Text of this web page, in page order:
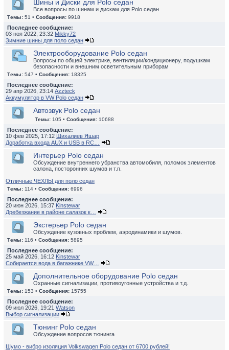
Шины и Диски для Polo седан
Все вопросы по шинам и дискам для Polo седан
Темы: 51 • Сообщения: 9918
Последнее сообщение:
03 ноя 2022, 23:32 Mikky72
Зимние шины для поло седан
Электрооборудование Polo седан
Вопросы по общей электрике, вентиляции/кондиционеру, подушкам
безопасности и внешним осветительным приборам
Темы: 547 • Сообщения: 18325
Последнее сообщение:
29 апр 2026, 23:14 Azzteck
Аккумулятор в VW Polo седан
Автозвук Polo седан
Темы: 105 • Сообщения: 10688
Последнее сообщение:
10 фев 2025, 17:12 Шихалиев Яшар
Доработка входа AUX и USB в RC…
Интерьер Polo седан
Обсуждение внутреннего убранства автомобиля, поломок элементов
салона, посторонних шумов и т.п.
Отличные ЧЕХЛЫ для поло седан
Темы: 114 • Сообщения: 6996
Последнее сообщение:
20 июн 2026, 15:37 Kinstewar
Дребезжание в районе салазок к…
Экстерьер Polo седан
Обсуждение кузовных проблем, аэродинамики и шумов.
Темы: 116 • Сообщения: 5895
Последнее сообщение:
25 май 2026, 16:12 Kinstewar
Собирается вода в багажнике VW…
Дополнительное оборудование Polo седан
Охранные сигнализации, противоугонные устройства и т.д.
Темы: 153 • Сообщения: 15755
Последнее сообщение:
09 июл 2026, 19:21 Watson
Выбор сигнализации
Тюнинг Polo седан
Обсуждение вопросов тюнинга
Шумо - вибро изоляция Volkswagen Polo седан от 6700 рублей!